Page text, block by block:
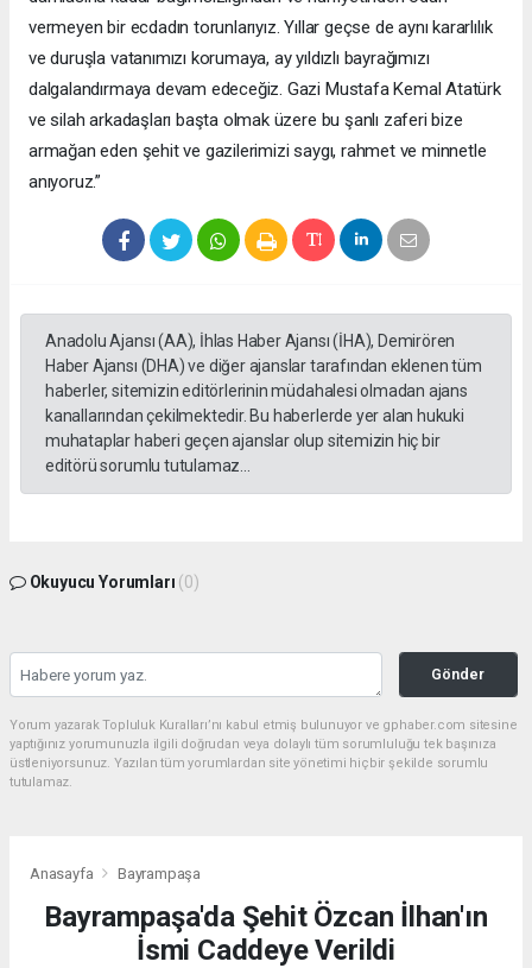
vermeyen bir ecdadın torunlarıyız. Yıllar geçse de aynı kararlılık
ve duruşla vatanımızı korumaya, ay yıldızlı bayrağımızı
dalgalandırmaya devam edeceğiz. Gazi Mustafa Kemal Atatürk
ve silah arkadaşları başta olmak üzere bu şanlı zaferi bize
armağan eden şehit ve gazilerimizi saygı, rahmet ve minnetle
anıyoruz.”
Anadolu Ajansı (AA), İhlas Haber Ajansı (İHA), Demirören
Haber Ajansı (DHA) ve diğer ajanslar tarafından eklenen tüm
haberler, sitemizin editörlerinin müdahalesi olmadan ajans
kanallarından çekilmektedir. Bu haberlerde yer alan hukuki
muhataplar haberi geçen ajanslar olup sitemizin hiç bir
editörü sorumlu tutulamaz...
Okuyucu Yorumları (0)
Gönder
Yorum yazarak Topluluk Kuralları’nı kabul etmiş bulunuyor ve gphaber.com sitesine
yaptığınız yorumunuzla ilgili doğrudan veya dolaylı tüm sorumluluğu tek başınıza
üstleniyorsunuz. Yazılan tüm yorumlardan site yönetimi hiçbir şekilde sorumlu
tutulamaz.
Anasayfa Bayrampaşa
Bayrampaşa'da Şehit Özcan İlhan'ın
İsmi Caddeye Verildi